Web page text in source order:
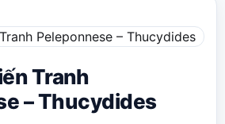
Tranh
– Thucydides